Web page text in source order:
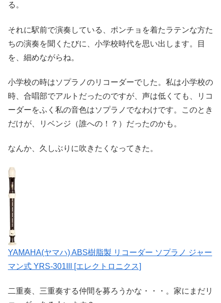
る。
それに駅前で演奏している、ポンチョを着たラテンな方た
ちの演奏を聞くたびに、小学校時代を思い出します。目
を、細めながらね。
小学校の時はソプラノのリコーダーでした。私は小学校の
時、合唱部でアルトだったのですが、声は低くても、リコ
ーダーをふく私の音色はソプラノでなわけです。このとき
だけが、リベンジ（誰への！？）だったのかも。
なんか、久しぶりに吹きたくなってきた。
YAMAHA(ヤマハ) ABS樹脂製 リコーダー ソプラノ ジャー
マン式 YRS-301III [エレクトロニクス]
二重奏、三重奏する仲間を募ろうかな・・・。家にまだリ